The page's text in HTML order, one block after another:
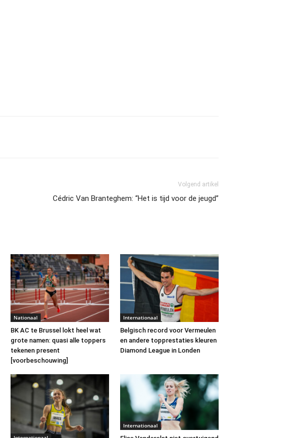
Volgend artikel
Cédric Van Branteghem: “Het is tijd voor de jeugd”
Nationaal
BK AC te Brussel lokt heel wat
grote namen: quasi alle toppers
tekenen present
[voorbeschouwing]
Internationaal
Belgisch record voor Vermeulen
en andere topprestaties kleuren
Diamond League in Londen
Internationaal